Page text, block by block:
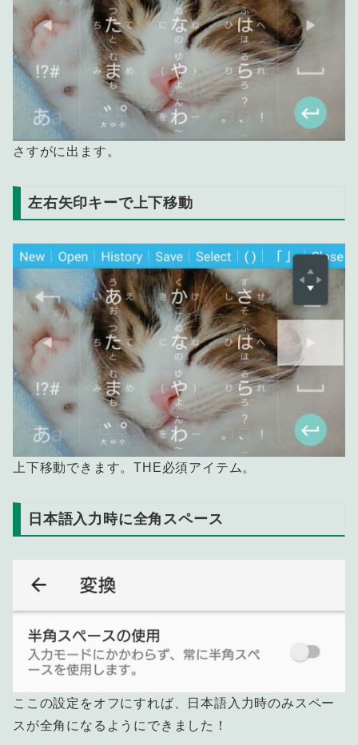
さすがに出ます。
左右矢印キーで上下移動
上下移動できます。THE必須アイテム。
日本語入力時に全角スペース
ここの設定をオフにすれば、日本語入力時のみスペー
スが全角になるようにできました！